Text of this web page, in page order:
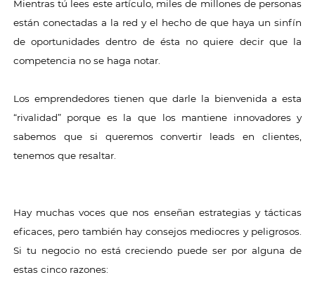
Mientras tú lees este artículo, miles de millones de personas
están conectadas a la red y el hecho de que haya un sinfín
de oportunidades dentro de ésta no quiere decir que la
competencia no se haga notar.
Los emprendedores tienen que darle la bienvenida a esta
“rivalidad” porque es la que los mantiene innovadores y
sabemos que si queremos convertir leads en clientes,
tenemos que resaltar.
Hay muchas voces que nos enseñan estrategias y tácticas
eficaces, pero también hay consejos mediocres y peligrosos.
Si tu negocio no está creciendo puede ser por alguna de
estas cinco razones: